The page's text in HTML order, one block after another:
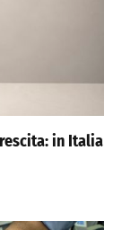
in Italia